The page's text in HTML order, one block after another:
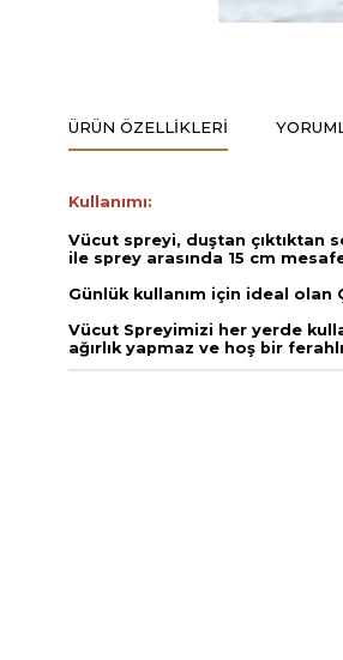
ÜRÜN ÖZELLIKLERI
Kullanımı:
Vücut spreyi, duştan çıktıktan
ile sprey arasında 15 cm
Günlük kullanım için ideal
Vücut Spreyimizi her yerde
ağırlık yapmaz ve hoş bir